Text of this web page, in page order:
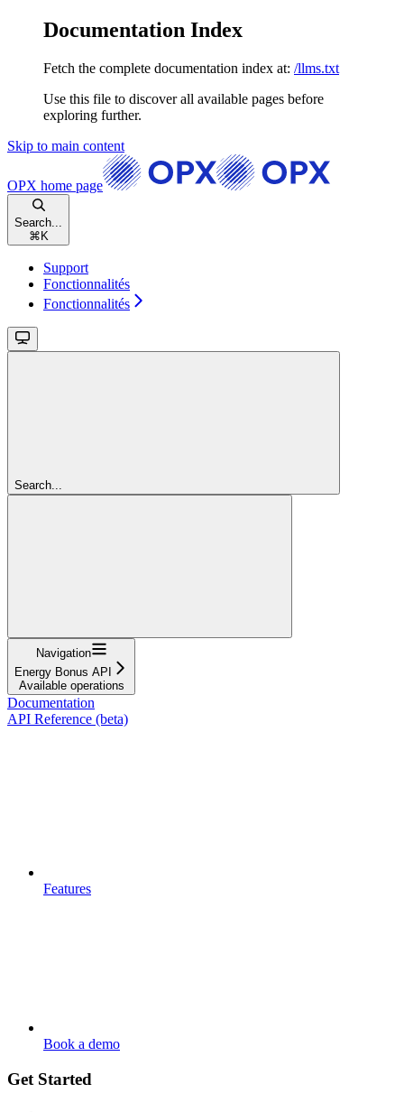
Documentation Index
Fetch the complete documentation index at: /llms.txt
Use this file to discover all available pages before
exploring further.
Skip to main content
OPX home page
Search...
⌘ K
Support
Fonctionnalités
Fonctionnalités
Search...
Navigation
Energy Bonus API
Available operations
Documentation
API Reference (beta)
Features
Book a demo
Get Started